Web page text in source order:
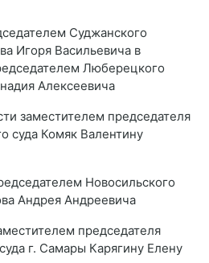
Суджанского
Игоря Васильевича в
Люберецкого
Алексеевича
заместителем председателя
суда Комяк Валентину
Новосильского
Андрея Андреевича
председателя
г. Самары Карягину Елену